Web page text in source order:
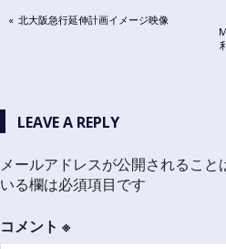
投
ビ
ゲ
ー
ョ
PREVIOUS
北大阪急行延伸計画イメージ映像
LEAVE A REPLY
メールアドレスが公開されること
いる欄は必須項目です
コメント ※